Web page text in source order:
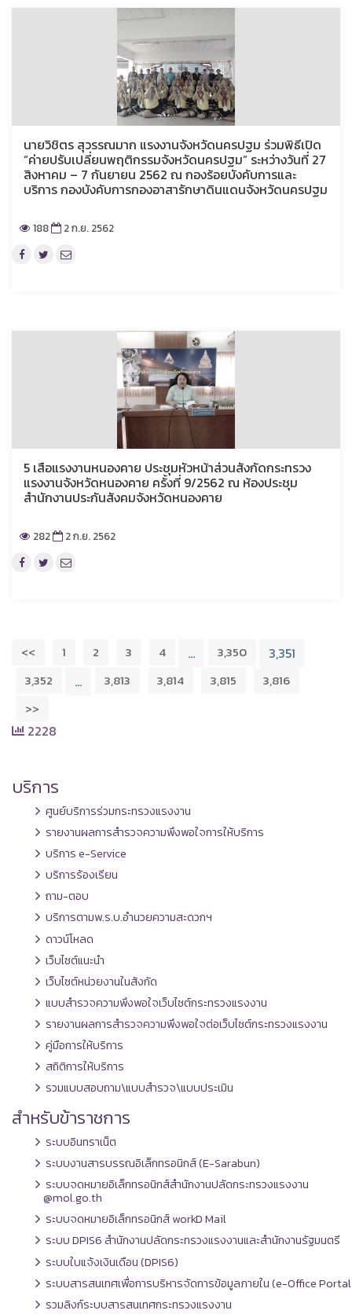
นายวิชิตร สุวรรณมาก แรงงานจังหวัดนครปฐม ร่วมพิธีเปิด
“ค่ายปรับเปลี่ยนพฤติกรรมจังหวัดนครปฐม” ระหว่างวันที่ 27
สิงหาคม – 7 กันยายน 2562 ณ กองร้อยบังคับการและ
บริการ กองบังคับการกองอาสารักษาดินแดนจังหวัดนครปฐม
188 2 ก.ย. 2562
5 เสือแรงงานหนองคาย ประชุมหัวหน้าส่วนสังกัดกระทรวง
แรงงานจังหวัดหนองคาย ครั้งที่ 9/2562 ณ ห้องประชุม
สำนักงานประกันสังคมจังหวัดหนองคาย
282 2 ก.ย. 2562
<< 1 2 3 4 … 3,350 3,351
3,352 … 3,813 3,814 3,815
3,816
>>
2228
บริการ
ศูนย์บริการร่วมกระทรวงแรงงาน
รายงานผลการสำรวจความพึงพอใจการให้บริการ
บริการ e-Service
บริการร้องเรียน
ถาม-ตอบ
บริการตามพ.ร.บ.อำนวยความสะดวกฯ
ดาวน์โหลด
เว็บไซต์แนะนำ
เว็บไซต์หน่วยงานในสังกัด
แบบสำรวจความพึงพอใจเว็บไซต์กระทรวงแรงงาน
รายงานผลการสำรวจความพึงพอใจต่อเว็บไซต์กระทรวงแรงงาน
คู่มือการให้บริการ
สถิติการให้บริการ
รวมแบบสอบถาม\แบบสำรวจ\แบบประเมิน
สำหรับข้าราชการ
ระบบอินทราเน็ต
ระบบงานสารบรรณอิเล็กทรอนิกส์ (E-Sarabun)
ระบบจดหมายอิเล็กทรอนิกส์สำนักงานปลัดกระทรวงแรงงาน
@mol.go.th
ระบบจดหมายอิเล็กทรอนิกส์ workD Mail
ระบบ DPIS6 สำนักงานปลัดกระทรวงแรงงานและสำนักงานรัฐมนตรี
ระบบใบแจ้งเงินเดือน (DPIS6)
ระบบสารสนเทศเพื่อการบริหารจัดการข้อมูลภายใน (e-Office
รวมลิงก์ระบบสารสนเทศกระทรวงแรงงาน